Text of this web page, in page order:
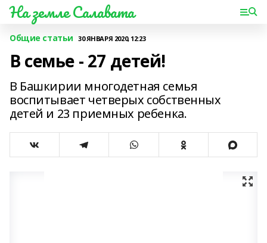
На земле Салавата
Общие статьи 30 ЯНВАРЯ 2020, 12:23
В семье - 27 детей!
В Башкирии многодетная семья
воспитывает четверых собственных
детей и 23 приемных ребенка.